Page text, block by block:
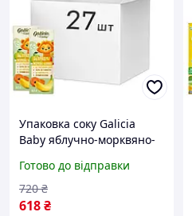
Упаковка соку Galicia
Baby яблучно-морквяно-
натуральний 0.2 л х 27 шт
(4820209564303)
Готово до відправки
618₴
720 ₴